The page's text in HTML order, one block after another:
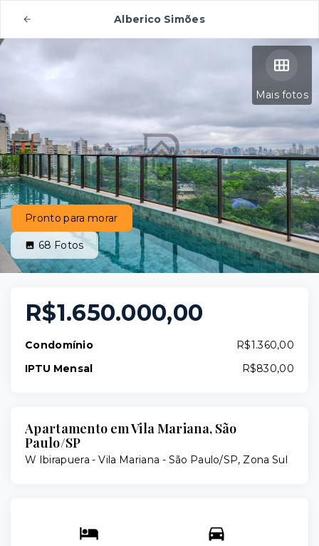
Alberico Simões
Mais fotos
Pronto para morar
68 Fotos
R$1.650.000,00
Condomínio
R$1.360,00
IPTU Mensal
R$830,00
Apartamento em Vila Mariana, São
Paulo/SP
W Ibirapuera -Vila Mariana - São Paulo/SP, Zona Sul